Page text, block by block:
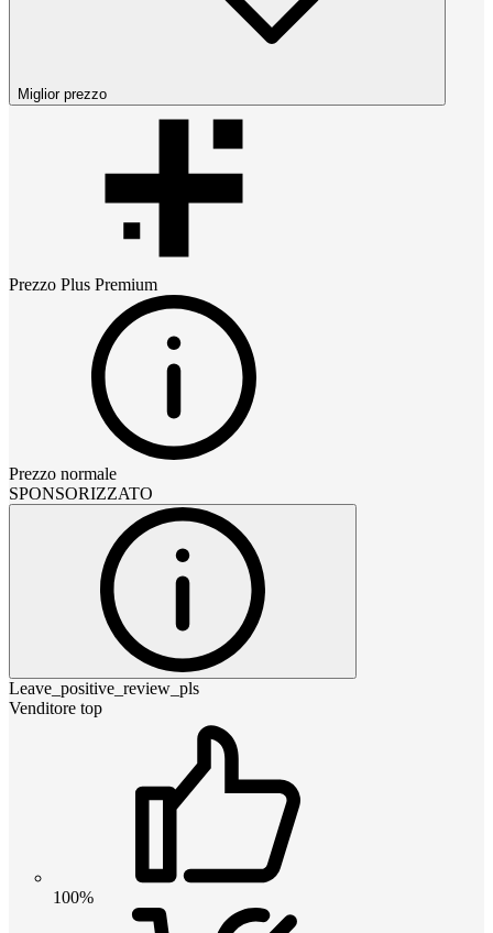
Miglior prezzo
Prezzo Plus Premium
Prezzo normale
SPONSORIZZATO
Leave_positive_review_pls
Venditore top
100%